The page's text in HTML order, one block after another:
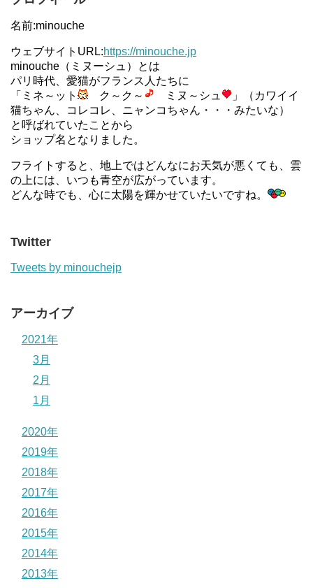
名前:minouche
ウェブサイトURL:https://minouche.jp
minouche（ミヌーシュ）とは
パリ時代、愛猫がフランス人たちに
「ミネ～ット
ク～ク～ ミヌ～シュ
」（カワイイ
猫ちゃん、コレコレ、ニャンコちゃん・・・みたいな）
と呼ばれていたことから
ショップ名となりました。
フライトすると、地上ではどんなにお天気が悪くても、雲
の上には、いつも青空が広がっています。
どんな時でも、心に太陽を輝かせていたいですね。
Twitter
Tweets by minouchejp
アーカイブ
2021年
3月
2月
1月
2020年
2019年
2018年
2017年
2016年
2015年
2014年
2013年